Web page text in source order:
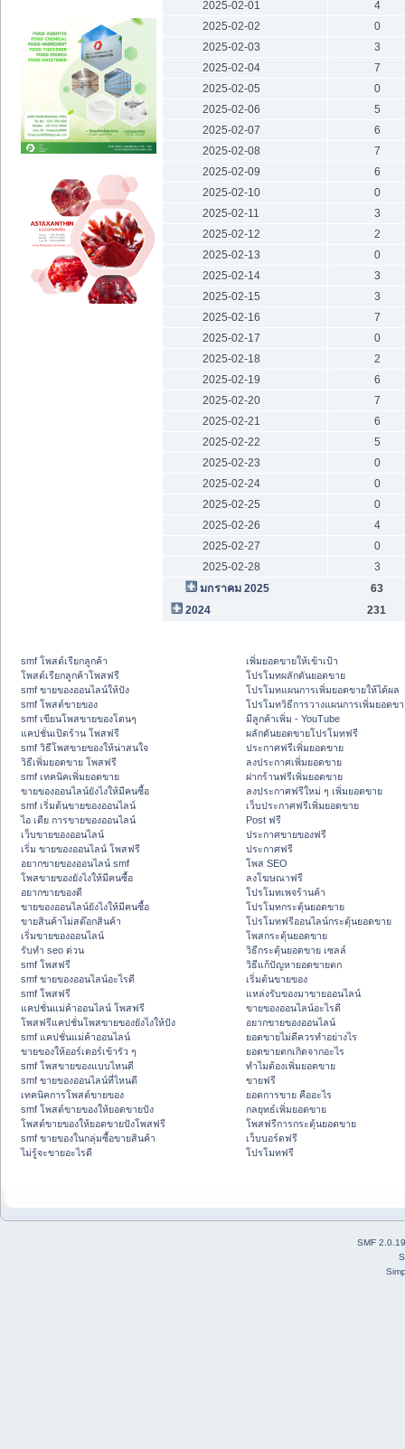
2025-02-01
4
2025-02-02
0
2025-02-03
3
2025-02-04
7
2025-02-05
0
2025-02-06
5
2025-02-07
6
2025-02-08
7
2025-02-09
6
2025-02-10
0
2025-02-11
3
2025-02-12
2
2025-02-13
0
2025-02-14
3
2025-02-15
3
2025-02-16
7
2025-02-17
0
2025-02-18
2
2025-02-19
6
2025-02-20
7
2025-02-21
6
2025-02-22
5
2025-02-23
0
2025-02-24
0
2025-02-25
0
2025-02-26
4
2025-02-27
0
2025-02-28
3
มกราคม 2025
63
2024
231
smf โพสต์เรียกลูกค้า
โพสต์เรียกลูกค้าโพสฟรี
smf ขายของออนไลน์ให้ปัง
smf โพสต์ขายของ
smf เขียนโพสขายของโดนๆ
แคปชั่นเปิดร้าน โพสฟรี
smf วิธีโพสขายของให้น่าสนใจ
วิธีเพิ่มยอดขาย โพสฟรี
smf เทคนิคเพิ่มยอดขาย
ขายของออนไลน์ยังไงให้มีคนซื้อ
smf เริ่มต้นขายของออนไลน์
ไอ เดีย การขายของออนไลน์
เว็บขายของออนไลน์
เริ่ม ขายของออนไลน์ โพสฟรี
อยากขายของออนไลน์ smf
โพสขายของยังไงให้มีคนซื้อ
อยากขายของดี
ขายของออนไลน์ยังไงให้มีคนซื้อ
ขายสินค้าไม่สต๊อกสินค้า
เริ่มขายของออนไลน์
รับทำ seo ด่วน
smf โพสฟรี
smf ขายของออนไลน์อะไรดี
smf โพสฟรี
แคปชั่นแม่ค้าออนไลน์ โพสฟรี
โพสฟรีแคปชั่นโพสขายของยังไงให้ปัง
smf แคปชั่นแม่ค้าออนไลน์
ขายของให้ออร์เดอร์เข้ารัว ๆ
smf โพสขายของแบบไหนดี
smf ขายของออนไลน์ที่ไหนดี
เทคนิคการโพสต์ขายของ
smf โพสต์ขายของให้ยอดขายปัง
โพสต์ขายของให้ยอดขายปังโพสฟรี
smf ขายของในกลุ่มซื้อขายสินค้า
ไม่รู้จะขายอะไรดี
เพิ่มยอดขายให้เข้าเป้า
โปรโมทผลักดันยอดขาย
โปรโมทแผนการเพิ่มยอดขายให้ได้ผล
โปรโมทวิธีการวางแผนการเพิ่มยอดข
มีลูกค้าเพิ่ม - YouTube
ผลักดันยอดขายโปรโมทฟรี
ประกาศฟรีเพิ่มยอดขาย
ลงประกาศเพิ่มยอดขาย
ฝากร้านฟรีเพิ่มยอดขาย
ลงประกาศฟรีใหม่ ๆ เพิ่มยอดขาย
เว็บประกาศฟรีเพิ่มยอดขาย
Post ฟรี
ประกาศขายของฟรี
ประกาศฟรี
โพส SEO
ลงโฆษณาฟรี
โปรโมทเพจร้านค้า
โปรโมทกระตุ้นยอดขาย
โปรโมทฟรีออนไลน์กระตุ้นยอดขาย
โพสกระตุ้นยอดขาย
วิธีกระตุ้นยอดขาย เซลล์
วิธีแก้ปัญหายอดขายตก
เริ่มต้นขายของ
แหล่งรับของมาขายออนไลน์
ขายของออนไลน์อะไรดี
อยากขายของออนไลน์
ยอดขายไม่ดีควรทำอย่างไร
ยอดขายตกเกิดจากอะไร
ทำไมต้องเพิ่มยอดขาย
ขายฟรี
ยอดการขาย คืออะไร
กลยุทธ์เพิ่มยอดขาย
โพสฟรีการกระตุ้นยอดขาย
เว็บบอร์ดฟรี
โปรโมทฟรี
SMF 2.0.19